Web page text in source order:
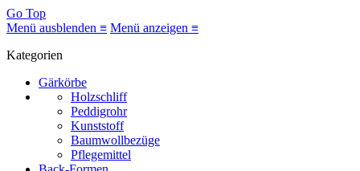
Go Top
Menü ausblenden ≡ Menü anzeigen ≡
Kategorien
Gärkörbe
Holzschliff
Peddigrohr
Kunststoff
Baumwollbezüge
Pflegemittel